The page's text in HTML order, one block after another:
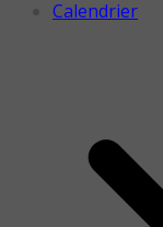
Calendrier